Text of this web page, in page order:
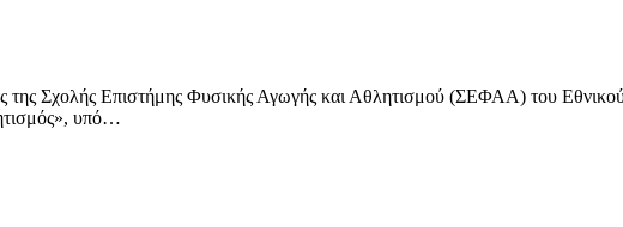
της Σχολής Επιστήμης Φυσικής Αγωγής και Αθλητισμού (ΣΕΦΑΑ) του
υπό…